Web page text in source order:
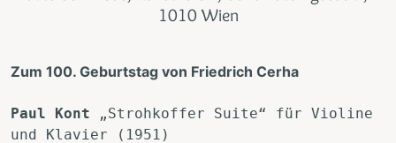
1010 Wien
Zum 100. Geburtstag von Friedrich Cerha
Paul Kont „Strohkoffer Suite“ für Violine
und Klavier (1951)